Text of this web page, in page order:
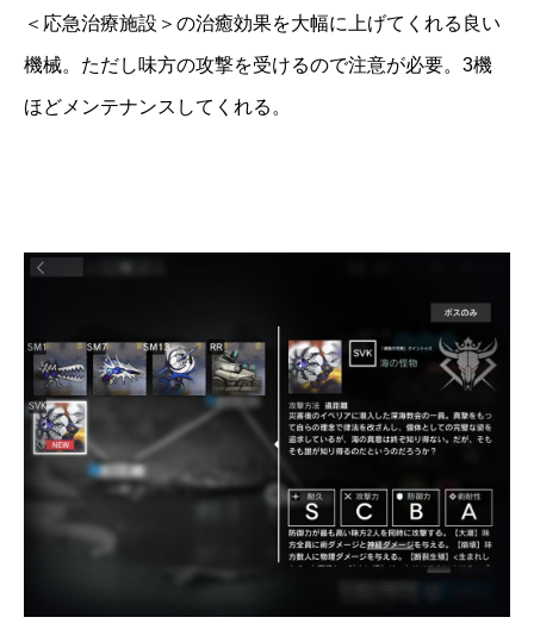
＜応急治療施設＞の治癒効果を大幅に上げてくれる良い
機械。ただし味方の攻撃を受けるので注意が必要。3機
ほどメンテナンスしてくれる。